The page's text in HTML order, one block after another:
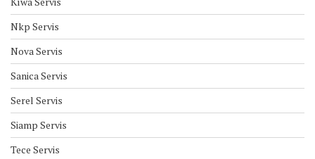
Nkp Servis
Nova Servis
Sanica Servis
Serel Servis
Siamp Servis
Tece Servis